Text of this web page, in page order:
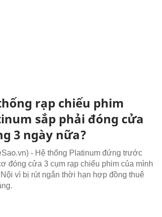
rạp chiếu phim
sắp phải đóng cửa
3 ngày nữa?
- Hệ thống Platinum đứng trước
đóng cửa 3 cụm rạp chiếu phim của mình
vì bị rút ngắn thời hạn hợp đồng thuê